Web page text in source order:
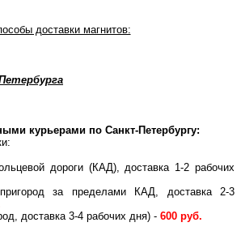
доставки магнитов:
курьерами по Санкт-Петербургу:
дороги (КАД), доставка 1-2 рабочих
за пределами КАД, доставка 2-3
доставка 3-4 рабочих дня) - 600 руб.